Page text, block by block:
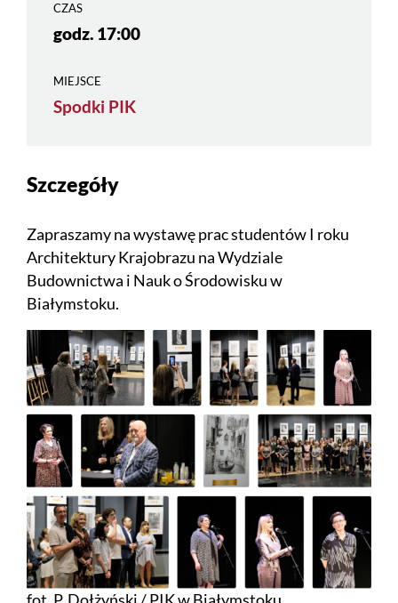
CZAS
godz. 17:00
MIEJSCE
Spodki PIK
Szczegóły
Zapraszamy na wystawę prac studentów I roku
Architektury Krajobrazu na Wydziale
Budownictwa i Nauk o Środowisku w
Białymstoku.